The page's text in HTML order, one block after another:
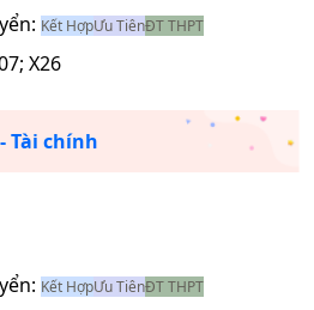
Kết HợpƯu TiênĐT THPT
X26
Tài chính
Kết HợpƯu TiênĐT THPT